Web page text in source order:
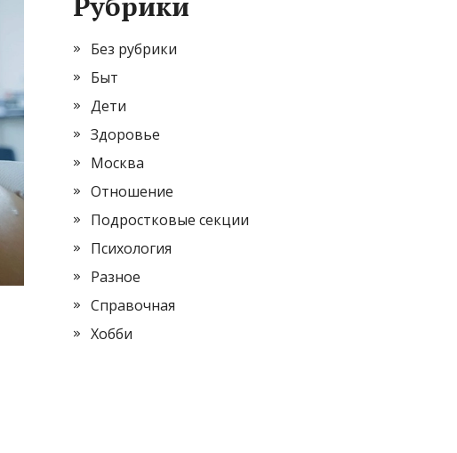
Без рубрики
Быт
Дети
Здоровье
Москва
Отношение
Подростковые секции
Психология
Разное
Справочная
Хобби